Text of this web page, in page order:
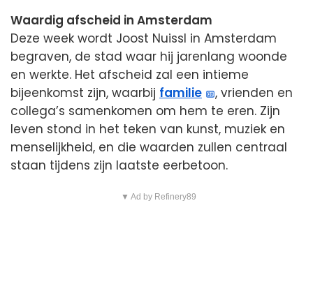
Waardig afscheid in Amsterdam
Deze week wordt Joost Nuissl in Amsterdam
begraven, de stad waar hij jarenlang woonde
en werkte. Het afscheid zal een intieme
bijeenkomst zijn, waarbij familie
, vrienden en
collega’s samenkomen om hem te eren. Zijn
leven stond in het teken van kunst, muziek en
menselijkheid, en die waarden zullen centraal
staan tijdens zijn laatste eerbetoon.
▼ Ad by Refinery89